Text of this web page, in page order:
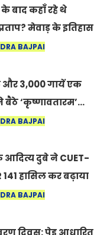
के बाद कहाँ रहे थे
मेवाड़ के इतिहास
अध्याय जो आज भी
BAJPAI
और 3,000 गायें एक
‘कृष्णावतारम’…
ऐसा नज़ारा कि
BAJPAI
दुबे ने CUET-
141 हासिल कर बढ़ाया
BAJPAI
दिवस: पेड़ आधारित